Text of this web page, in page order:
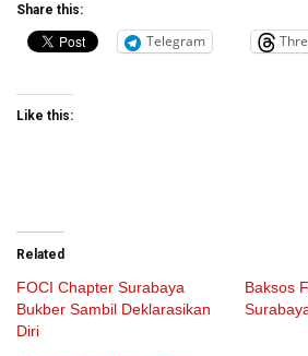
Share this:
Telegram
Like this:
Related
FOCI Chapter Surabaya
Bukber Sambil Deklarasikan
Diri
Baksos